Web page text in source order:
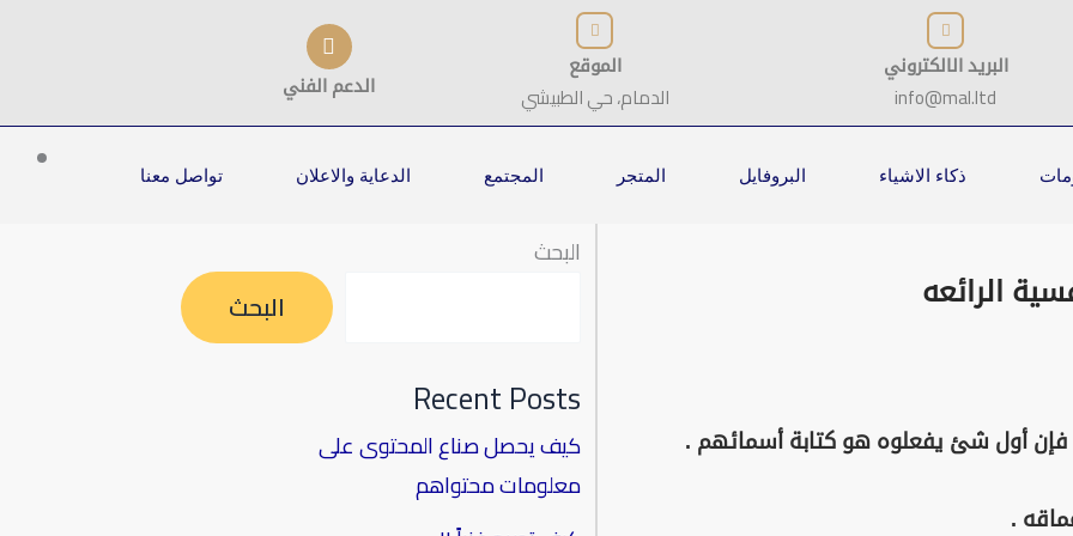
البريد الالكتروني
info@mal.ltd
الموقع
الدمام، حي الطبيشي الدعم الفني
ذكاء الاشياء البروفايل المتجر المجتمع الدعاية والاعلان تواصل معنا
الرائعه
البحث
البحث
Recent Posts
كيف يحصل صناع المحتوى على
معلومات محتواهم